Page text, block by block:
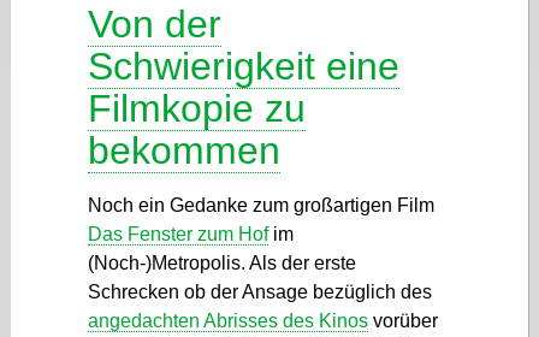
Von der
Schwierigkeit eine
Filmkopie zu
bekommen
Noch ein Gedanke zum großartigen Film
Das Fenster zum Hofim
(Noch-)Metropolis. Als der erste
Schrecken ob der Ansage bezüglich des
angedachten Abrisses des Kinosvorüber